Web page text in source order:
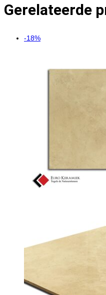
Gerelateerde
-18%